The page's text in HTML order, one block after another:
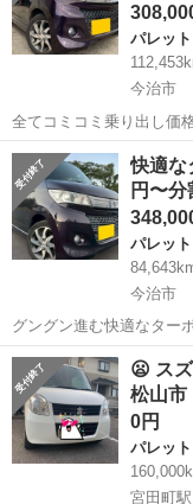
パレット
今治市
全てコミコミ乗り出し価
大人気☆スズキ パレット
す☆ETC付き☆便利な電
フルオートエアコン...
愛媛 今治市 パレ
快適な
円〜
パレット
今治市
グングン進む快適なター
価格‼️分割可❗️ 車検2年付
ットSW TS☆SDナビ付
ドア付き♪しかも両...
愛媛 今治市 パレ
😦 ス
松山市
0円
パレット
宮田町駅